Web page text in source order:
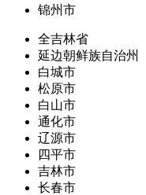
锦州市
全吉林省
延边朝鲜族自治州
白城市
松原市
白山市
通化市
辽源市
四平市
吉林市
长春市